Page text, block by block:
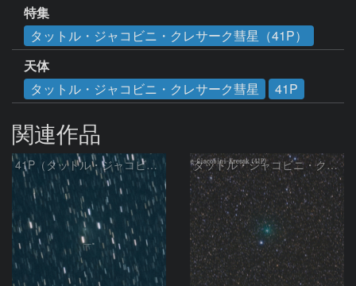
特集
タットル・ジャコビニ・クレサーク彗星（41P）
天体
タットル・ジャコビニ・クレサーク彗星
41P
関連作品
41P（タットル・ジャコビニ・クレサック彗星） タットル・ジャコビニ・クレサーク彗星 (41P) 5/29